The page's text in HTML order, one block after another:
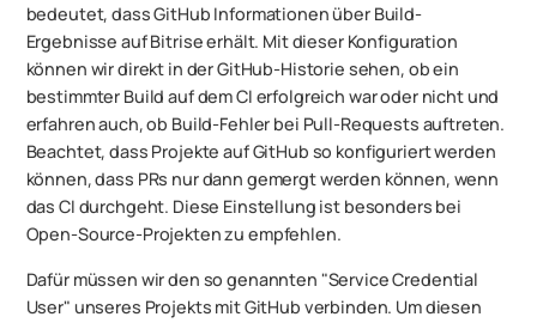
bedeutet, dass GitHub Informationen über Build-
Ergebnisse auf Bitrise erhält. Mit dieser Konfiguration
können wir direkt in der GitHub-Historie sehen, ob ein
bestimmter Build auf dem CI erfolgreich war oder nicht und
erfahren auch, ob Build-Fehler bei Pull-Requests auftreten.
Beachtet, dass Projekte auf GitHub so konfiguriert werden
können, dass PRs nur dann gemergt werden können, wenn
das CI durchgeht. Diese Einstellung ist besonders bei
Open-Source-Projekten zu empfehlen.
Dafür müssen wir den so genannten "Service Credential
User" unseres Projekts mit GitHub verbinden. Um diesen